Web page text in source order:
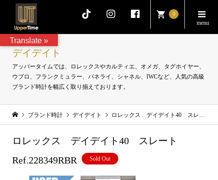
0
デイデイト
アッパータイムでは、ロレックスやカルティエ、オメガ、タグホイヤー、
ウブロ、フランクミュラー、パネライ、シャネル、IWCなど、人気の高級
ブランド時計を幅広く取り揃えております。
ブランド時計 デイデイト ロレックス デイデイト40 スレート Ref.228349RBR
ロレックス デイデイト40 スレート
Ref.228349RBR
Sold Out
Translate »